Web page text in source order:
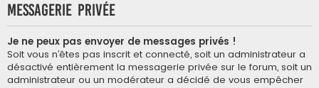
Messagerie privée
Je ne peux pas envoyer de messages privés !
Soit vous n’êtes pas inscrit et connecté, soit un administrateur a
désactivé entièrement la messagerie privée sur le forum, soit un
administrateur ou un modérateur a décidé de vous empêcher